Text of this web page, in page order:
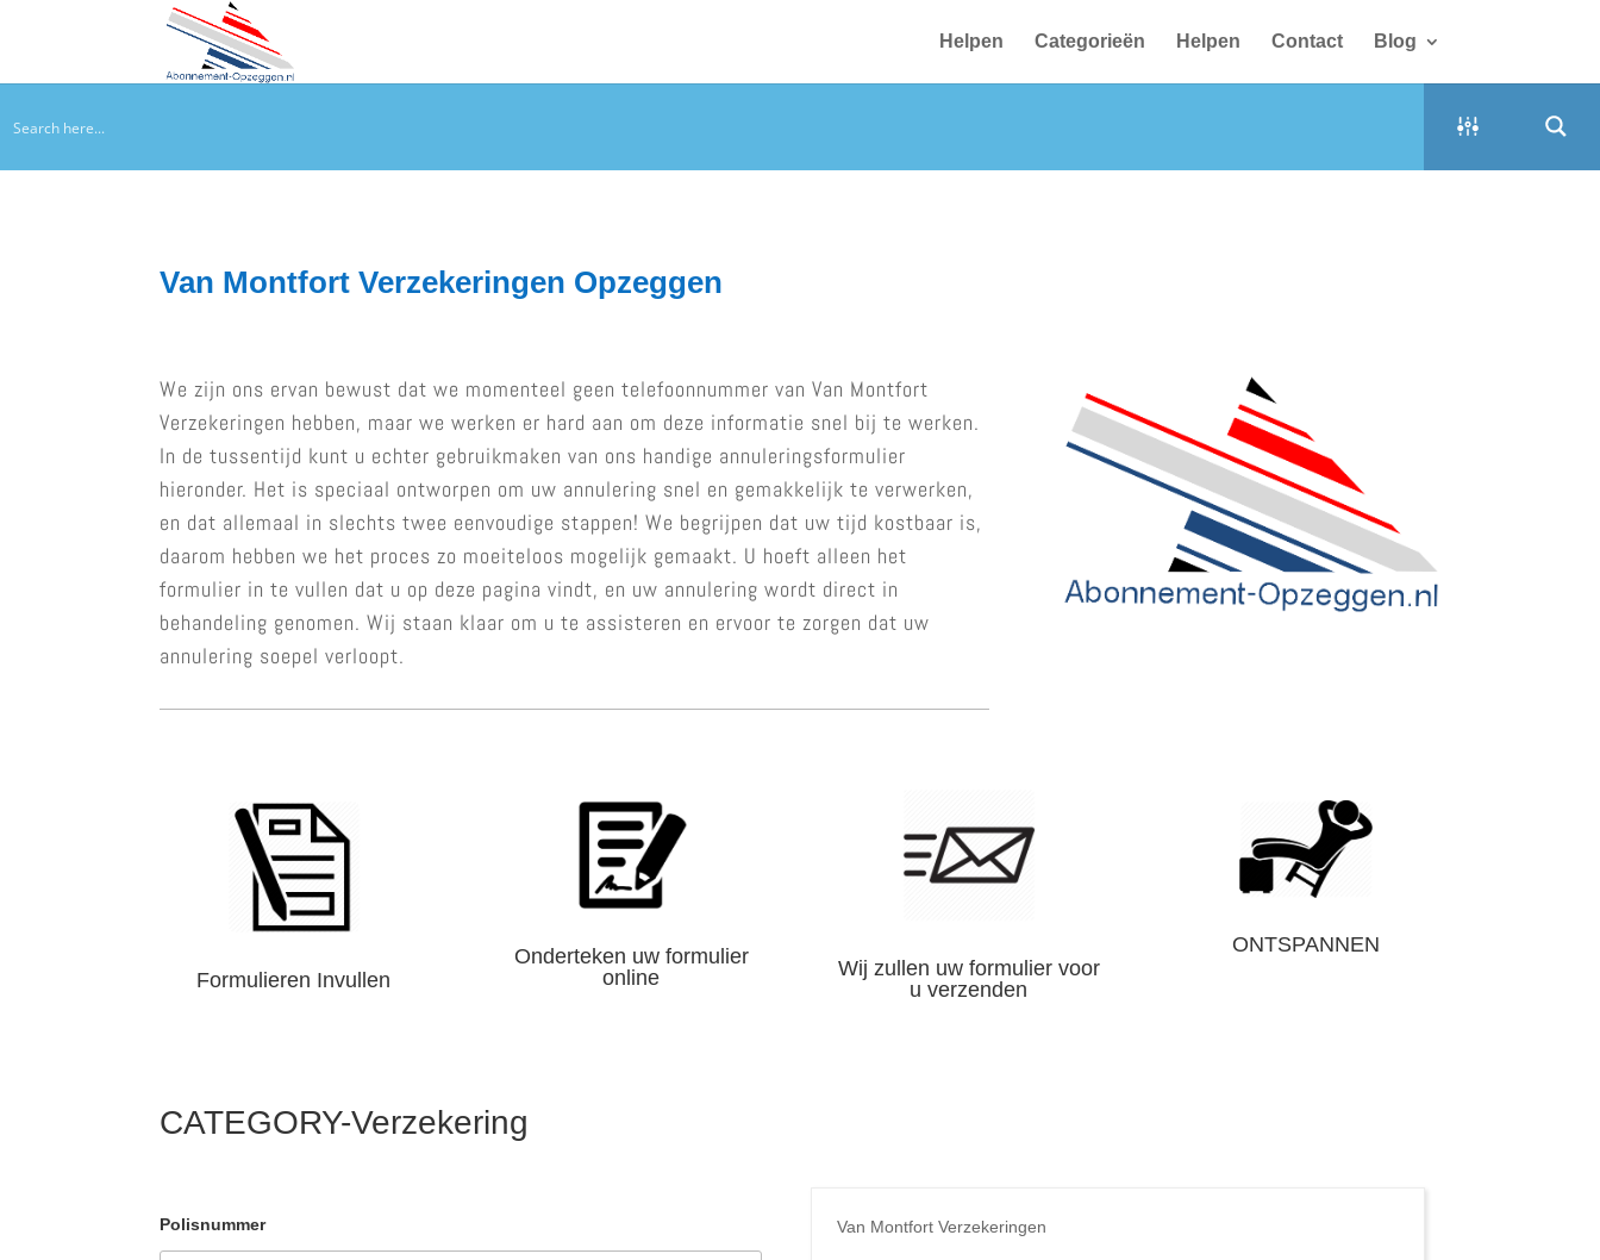
Helpen Categorieën Helpen Contact Blog
Van Montfort Verzekeringen Opzeggen
We zijn ons ervan bewust dat we momenteel geen telefoonnummer van Van Montfort
Verzekeringen hebben, maar we werken er hard aan om deze informatie snel bij te werken.
In de tussentijd kunt u echter gebruikmaken van ons handige annuleringsformulier
hieronder. Het is speciaal ontworpen om uw annulering snel en gemakkelijk te verwerken,
en dat allemaal in slechts twee eenvoudige stappen! We begrijpen dat uw tijd kostbaar is,
daarom hebben we het proces zo moeiteloos mogelijk gemaakt. U hoeft alleen het
formulier in te vullen dat u op deze pagina vindt, en uw annulering wordt direct in
behandeling genomen. Wij staan klaar om u te assisteren en ervoor te zorgen dat uw
annulering soepel verloopt.
Formulieren Invullen
Onderteken uw formulier
online
Wij zullen uw formulier voor
u verzenden
ONTSPANNEN
CATEGORY-Verzekering
Polisnummer Van Montfort Verzekeringen